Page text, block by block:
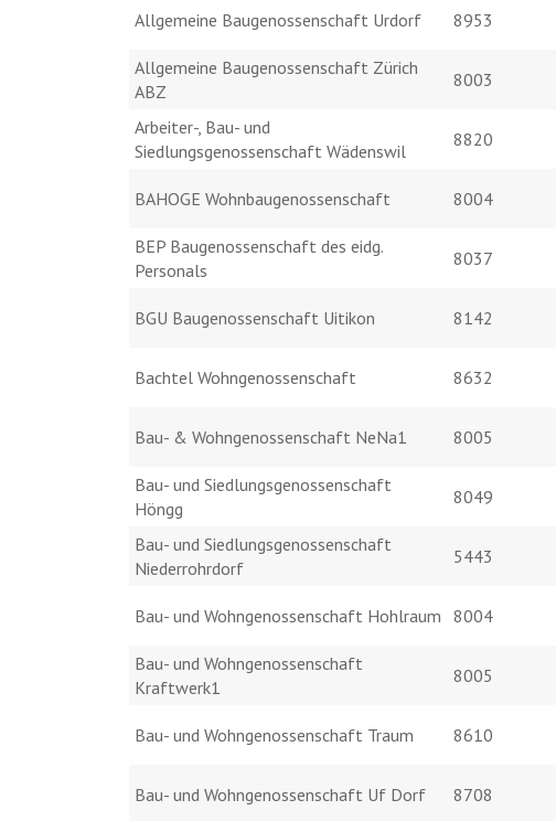
Allgemeine Baugenossenschaft Urdorf 8953
Allgemeine Baugenossenschaft Zürich
ABZ
8003
Arbeiter-, Bau- und
Siedlungsgenossenschaft Wädenswil
8820
BAHOGE Wohnbaugenossenschaft 8004
BEP Baugenossenschaft des eidg.
Personals
8037
BGU Baugenossenschaft Uitikon 8142
Bachtel Wohngenossenschaft 8632
Bau- & Wohngenossenschaft NeNa1 8005
Bau- und Siedlungsgenossenschaft
Höngg
8049
Bau- und Siedlungsgenossenschaft
Niederrohrdorf
5443
Bau- und Wohngenossenschaft Hohlraum 8004
Bau- und Wohngenossenschaft
Kraftwerk1
8005
Bau- und Wohngenossenschaft Traum 8610
Bau- und Wohngenossenschaft Uf Dorf 8708